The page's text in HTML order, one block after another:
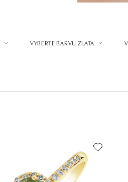
VYBERTE BARVU ZLATA